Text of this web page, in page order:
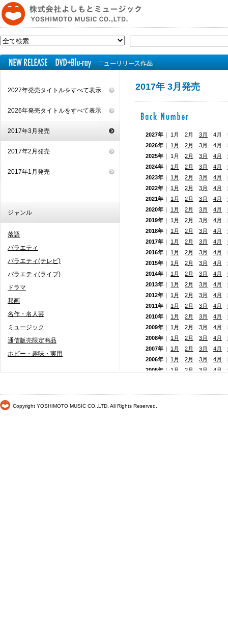
2027年発売タイトルをすべて表示
2026年発売タイトルをすべて表示
2017年3月発売
2017年2月発売
2017年1月発売
ジャンル
落語
バラエティ
バラエティ(テレビ)
バラエティ(ライブ)
ドラマ
邦画
名作・名人芸
ミュージック
通信販売限定商品
ホビー・趣味・実用
2017年 3月発売
2027年 ｜ 1月 2月 3月
4月
2026年 ｜ 1月 2月
3月 4月
2025年 ｜ 1月 2月 3月 4月
2024年 ｜ 1月 2月 3月 4月
2023年 ｜ 1月 2月 3月 4月
2022年 ｜ 1月 2月 3月 4月
2021年 ｜ 1月 2月 3月 4月
2020年 ｜ 1月 2月 3月 4月
2019年 ｜ 1月 2月 3月 4月
2018年 ｜ 1月 2月 3月 4月
2017年 ｜ 1月 2月 3月 4月
2016年 ｜ 1月 2月 3月 4月
2015年 ｜ 1月 2月 3月 4月
2014年 ｜ 1月 2月 3月 4月
2013年 ｜ 1月 2月 3月 4月
2012年 ｜ 1月 2月 3月 4月
2011年 ｜ 1月 2月 3月 4月
2010年 ｜ 1月 2月 3月 4月
2009年 ｜ 1月 2月 3月 4月
2008年 ｜ 1月 2月 3月 4月
2007年 ｜ 1月 2月 3月 4月
2006年 ｜ 1月 2月 3月 4月
2005年 ｜ 1月 2月 3月 4月
Copyright YOSHIMOTO MUSIC CO.,LTD. All Rights Reserved.